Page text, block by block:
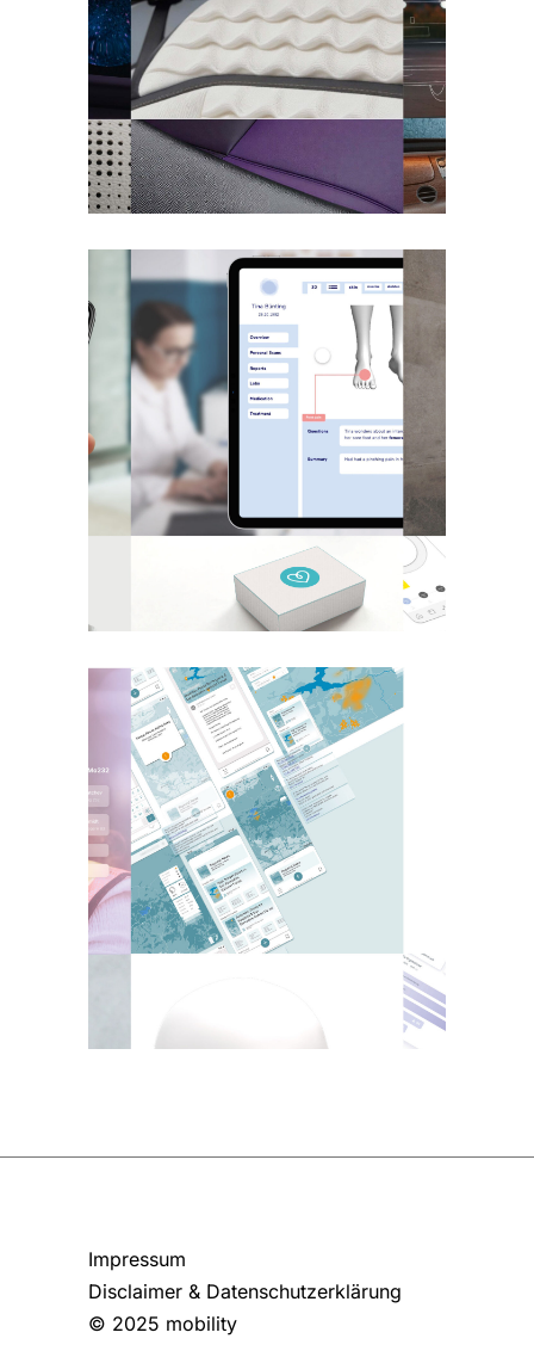
Future Luxury
Impressum
Disclaimer & Datenschutzerklärung
© 2025 mobility